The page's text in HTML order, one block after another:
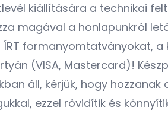
kiállítására a technikai
magával a honlapunkról
ÍRT
(VISA, Mastercard)!
áll, kérjük, hogy
ezzel rövidítik és